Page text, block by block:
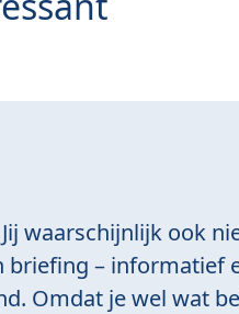
waarschijnlijk ook
briefing – informatief
Omdat je wel wat